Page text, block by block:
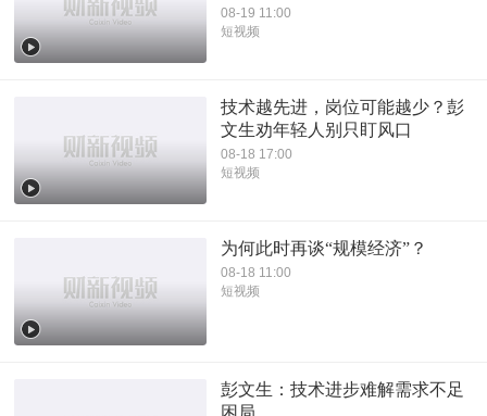
08-19 11:00
短视频
技术越先进，岗位可能越少？彭
文生劝年轻人别只盯风口
08-18 17:00
短视频
为何此时再谈“规模经济”？
08-18 11:00
短视频
彭文生：技术进步难解需求不足